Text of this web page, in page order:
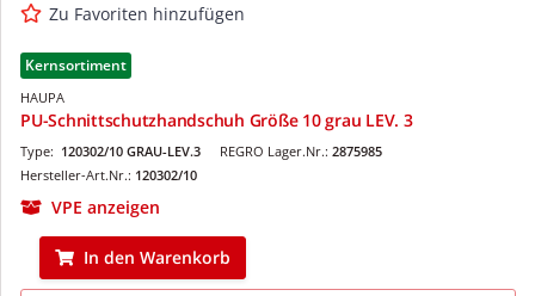
Zu Favoriten hinzufügen
Kernsortiment
HAUPA
PU-Schnittschutzhandschuh Größe 10 grau LEV. 3
REGRO Lager.Nr.: 2875985
Type: 120302/10 GRAU-LEV.3
Hersteller-Art.Nr.: 120302/10
VPE anzeigen
In den Warenkorb